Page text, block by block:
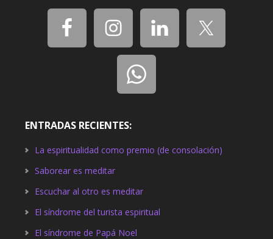
ENTRADAS RECIENTES:
La espiritualidad como premio (de consolación)
Saborear es meditar
Escuchar al otro es meditar
El síndrome del turista espiritual
El síndrome de Papá Noel